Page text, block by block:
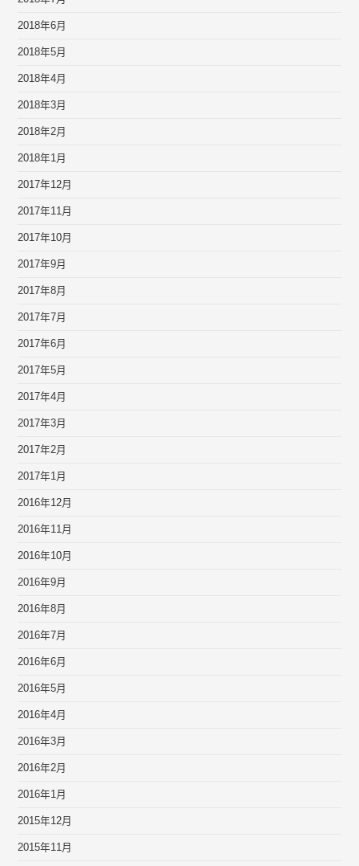
2018年6月
2018年5月
2018年4月
2018年3月
2018年2月
2018年1月
2017年12月
2017年11月
2017年10月
2017年9月
2017年8月
2017年7月
2017年6月
2017年5月
2017年4月
2017年3月
2017年2月
2017年1月
2016年12月
2016年11月
2016年10月
2016年9月
2016年8月
2016年7月
2016年6月
2016年5月
2016年4月
2016年3月
2016年2月
2016年1月
2015年12月
2015年11月